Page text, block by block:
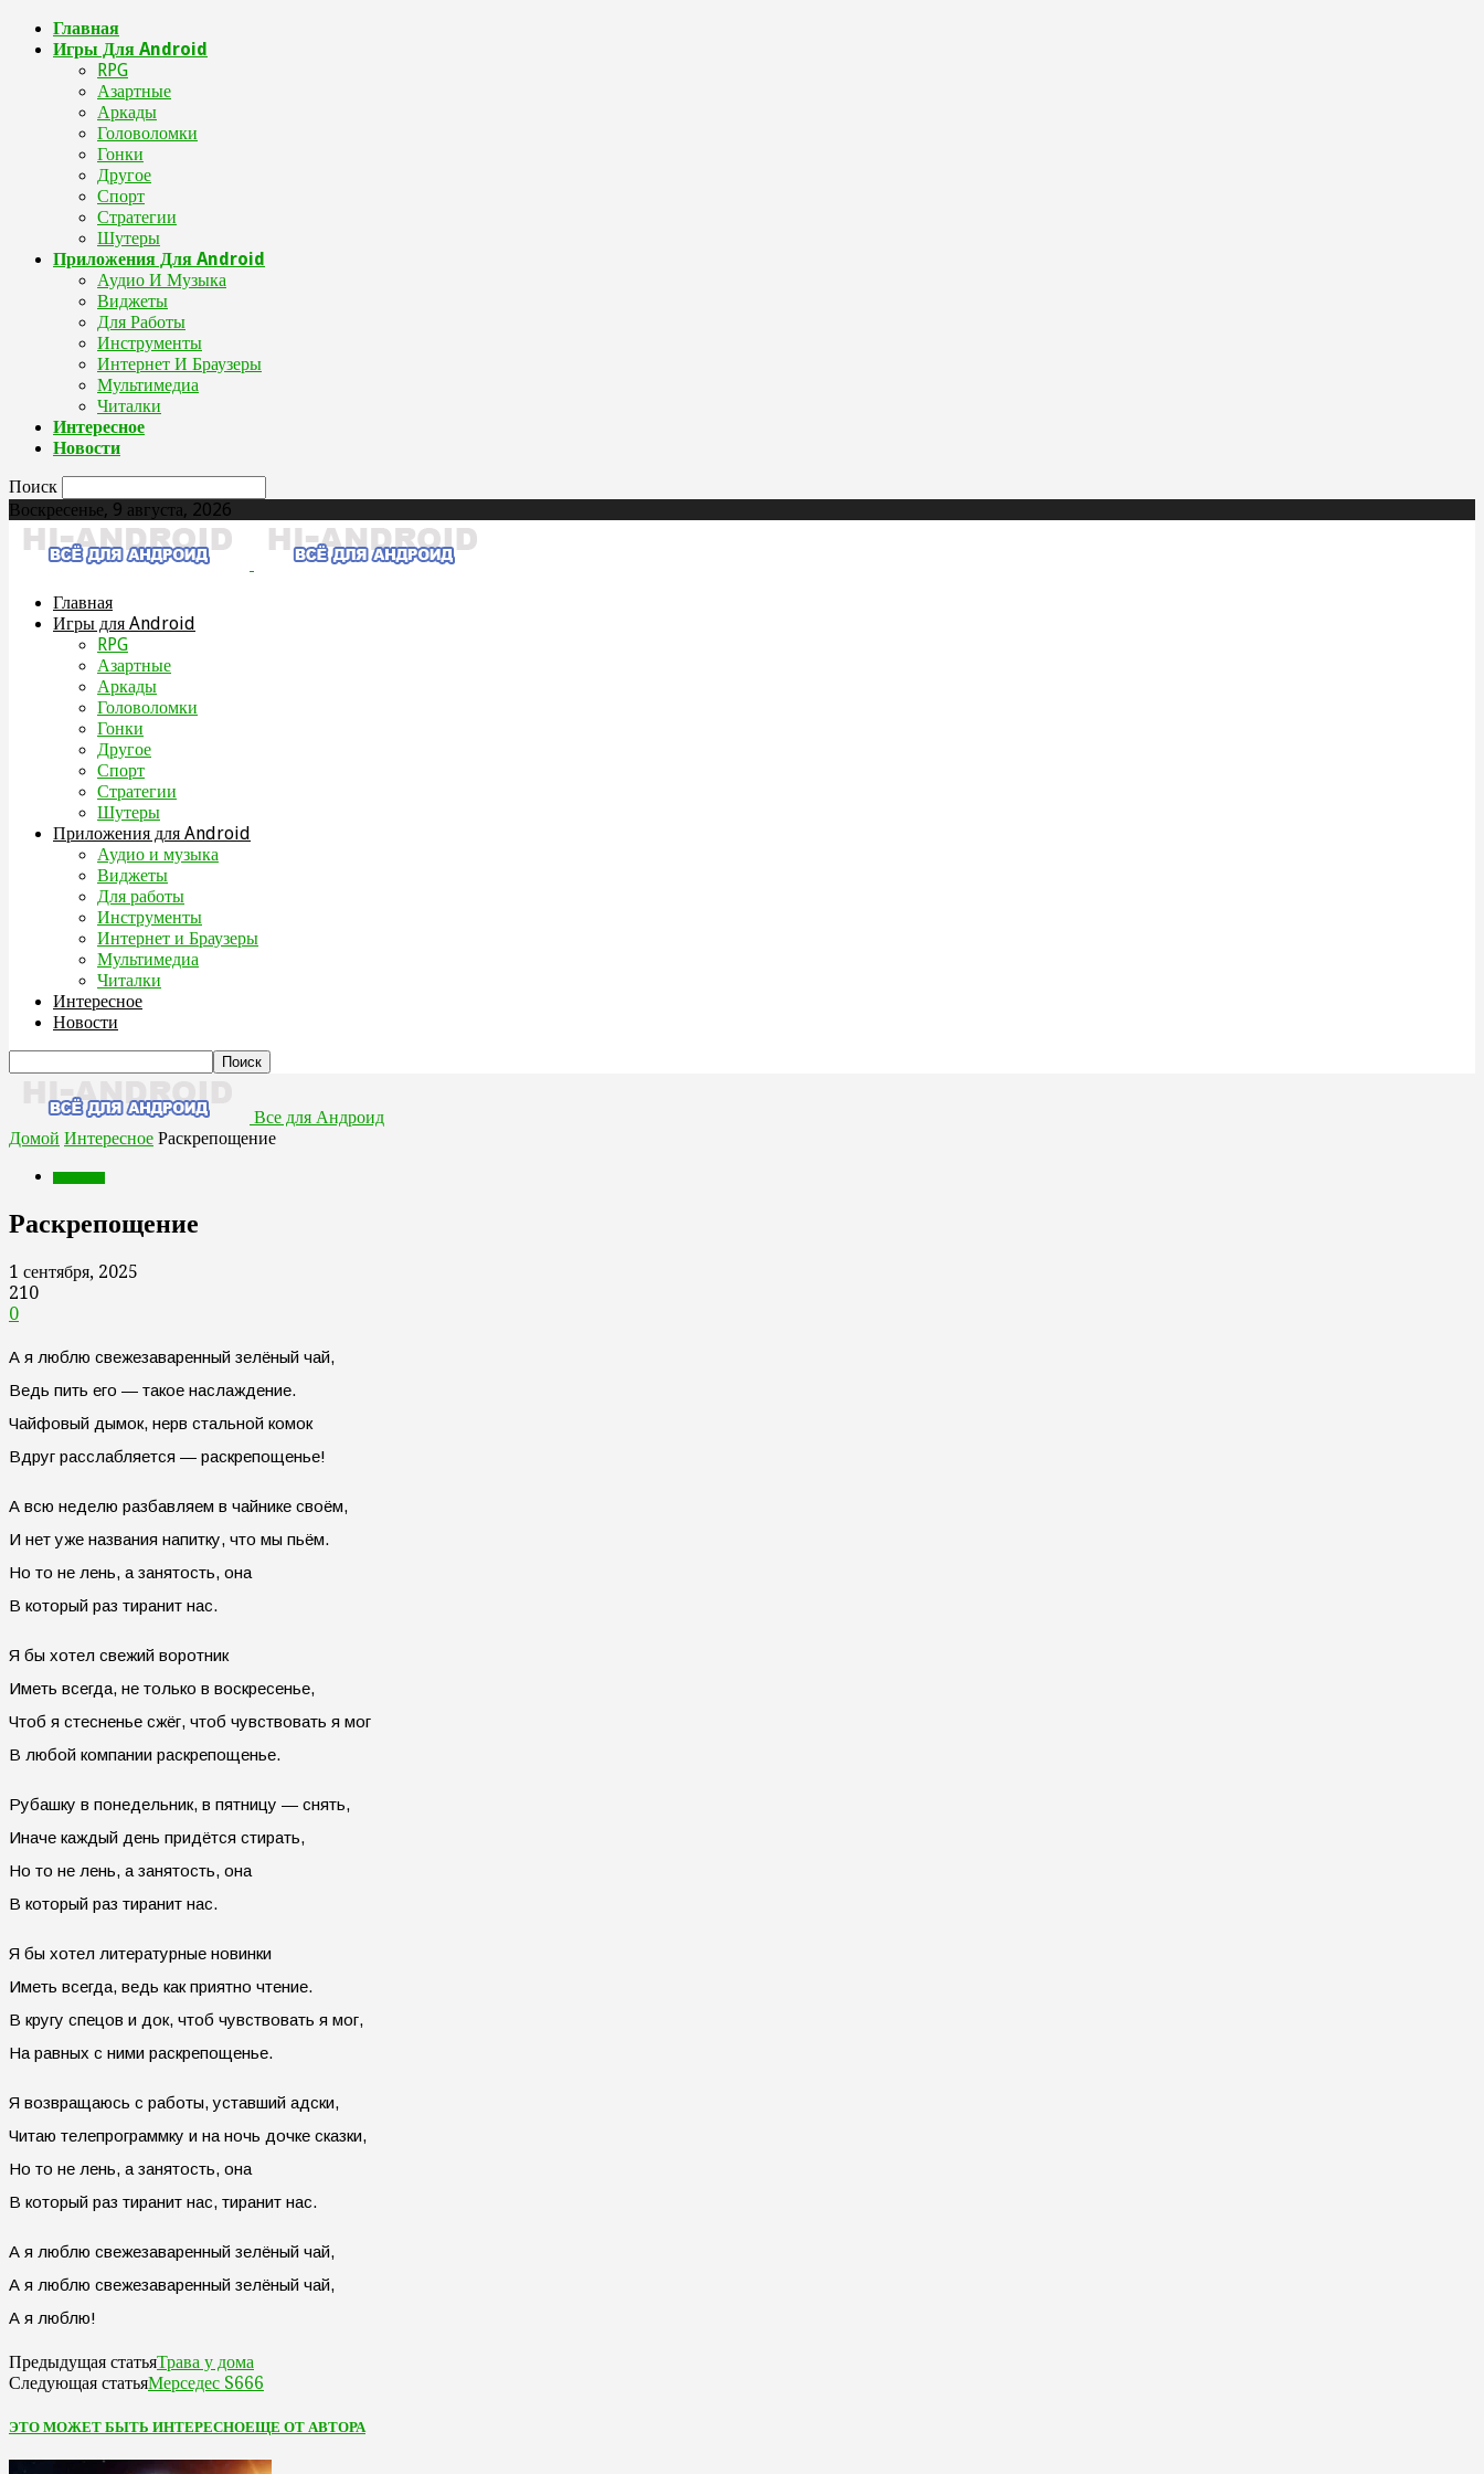
Главная
Игры Для Android
RPG
Азартные
Аркады
Головоломки
Гонки
Другое
Спорт
Стратегии
Шутеры
Приложения Для Android
Аудио И Музыка
Виджеты
Для Работы
Инструменты
Интернет И Браузеры
Мультимедиа
Читалки
Интересное
Новости
Поиск
Воскресенье, 9 августа, 2026
Главная
Игры для Android
RPG
Азартные
Аркады
Головоломки
Гонки
Другое
Спорт
Стратегии
Шутеры
Приложения для Android
Аудио и музыка
Виджеты
Для работы
Инструменты
Интернет и Браузеры
Мультимедиа
Читалки
Интересное
Новости
Все для Андроид
Домой Интересное Раскрепощение
Раскрепощение
1 сентября, 2025
210
0
А я люблю свежезаваренный зелёный чай,
Ведь пить его — такое наслаждение.
Чайфовый дымок, нерв стальной комок
Вдруг расслабляется — раскрепощенье!
А всю неделю разбавляем в чайнике своём,
И нет уже названия напитку, что мы пьём.
Но то не лень, а занятость, она
В который раз тиранит нас.
Я бы хотел свежий воротник
Иметь всегда, не только в воскресенье,
Чтоб я стесненье сжёг, чтоб чувствовать я мог
В любой компании раскрепощенье.
Рубашку в понедельник, в пятницу — снять,
Иначе каждый день придётся стирать,
Но то не лень, а занятость, она
В который раз тиранит нас.
Я бы хотел литературные новинки
Иметь всегда, ведь как приятно чтение.
В кругу спецов и док, чтоб чувствовать я мог,
На равных с ними раскрепощенье.
Я возвращаюсь с работы, уставший адски,
Читаю телепрограммку и на ночь дочке сказки,
Но то не лень, а занятость, она
В который раз тиранит нас, тиранит нас.
А я люблю свежезаваренный зелёный чай,
А я люблю свежезаваренный зелёный чай,
А я люблю!
Предыдущая статьяТрава у дома
Следующая статьяМерседес S666
ЭТО МОЖЕТ БЫТЬ ИНТЕРЕСНОЕЩЕ ОТ АВТОРА